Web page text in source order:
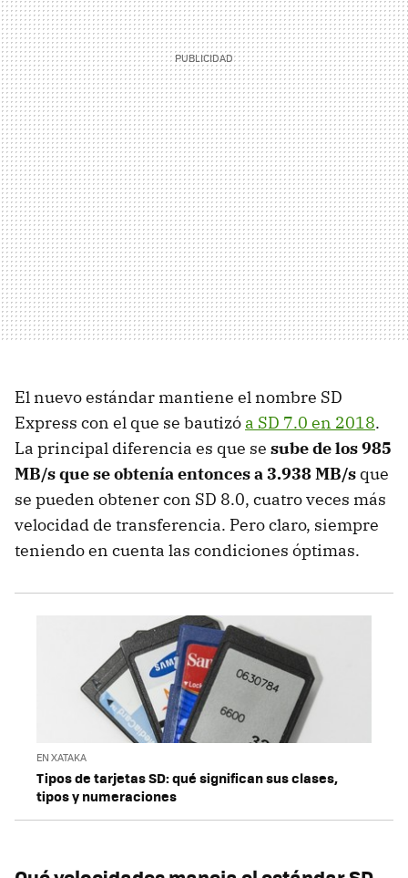
El nuevo estándar mantiene el nombre SD
Express con el que se bautizó a SD 7.0 en 2018.
La principal diferencia es que se sube de los 985
MB/s que se obtenía entonces a 3.938 MB/s que
se pueden obtener con SD 8.0, cuatro veces más
velocidad de transferencia. Pero claro, siempre
teniendo en cuenta las condiciones óptimas.
EN XATAKA
Tipos de tarjetas SD: qué significan sus clases,
tipos y numeraciones